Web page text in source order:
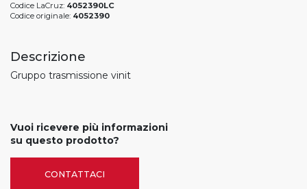
Codice LaCruz: 4052390LC
Codice originale: 4052390
Descrizione
Gruppo trasmissione vinit
Vuoi ricevere più informazioni
su questo prodotto?
CONTATTACI